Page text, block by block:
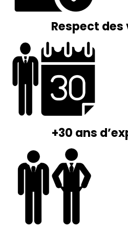
Respect
+30 ans